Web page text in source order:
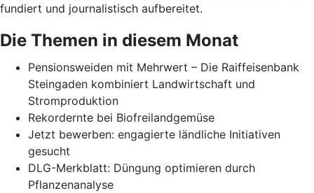
fundiert und journalistisch aufbereitet.
Die Themen in diesem Monat
Pensionsweiden mit Mehrwert – Die Raiffeisenbank
Steingaden kombiniert Landwirtschaft und
Stromproduktion
Rekordernte bei Biofreilandgemüse
Jetzt bewerben: engagierte ländliche Initiativen
gesucht
DLG-Merkblatt: Düngung optimieren durch
Pflanzenanalyse